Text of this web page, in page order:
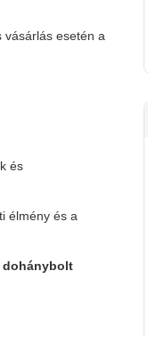
vásárlás esetén a
és
élmény és a
dohánybolt